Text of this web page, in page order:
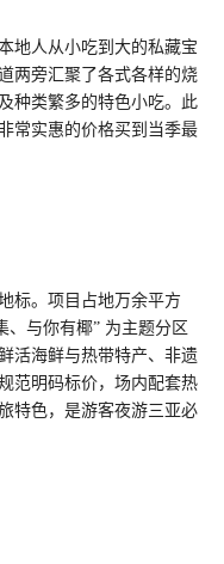
地人从小吃到大的私藏宝
两旁汇聚了各式各样的烧
种类繁多的特色小吃。此
常实惠的价格买到当季最
标。项目占地万余平方
、与你有椰” 为主题分区
活海鲜与热带特产、非遗
范明码标价，场内配套热
特色，是游客夜游三亚必